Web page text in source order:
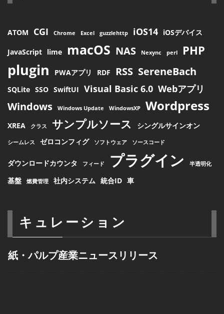
ATOM CGI Chrome Excel guzzlehttp iOS14 iOSデバイス
JavaScript lime macOS NAS Nexync perl PHP
plugin PWAアプリ RDF RSS SereneBach
SQLite SSO SwiftUI Visual Basic 6.0 Webアプリ
Windows Windows Update WindowsXP Wordpress
XREA クラス サンプルソース シングルサインオン
シームレス ゼロコンフィグ ソフトウェア ソースコード
ダウンロードカウンタ フィード プラグイン 半透明化
基盤 燃費管理 社内システム 統合ID 車
キュレーション
紙・パルプ産業ニュースリリース